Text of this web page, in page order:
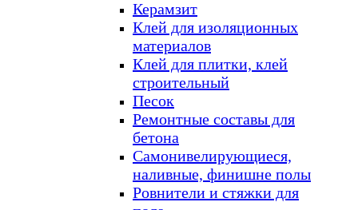
Керамзит
Клей для изоляционных
материалов
Клей для плитки, клей
строительный
Песок
Ремонтные составы для
бетона
Самонивелирующиеся,
наливные, финишне полы
Ровнители и стяжки для